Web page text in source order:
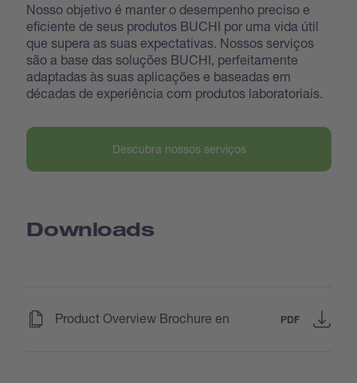
Nosso objetivo é manter o desempenho preciso e
eficiente de seus produtos BUCHI por uma vida útil
que supera as suas expectativas. Nossos serviços
são a base das soluções BUCHI, perfeitamente
adaptadas às suas aplicações e baseadas em
décadas de experiência com produtos laboratoriais.
Descubra nossos serviços
Downloads
Product Overview Brochure en PDF